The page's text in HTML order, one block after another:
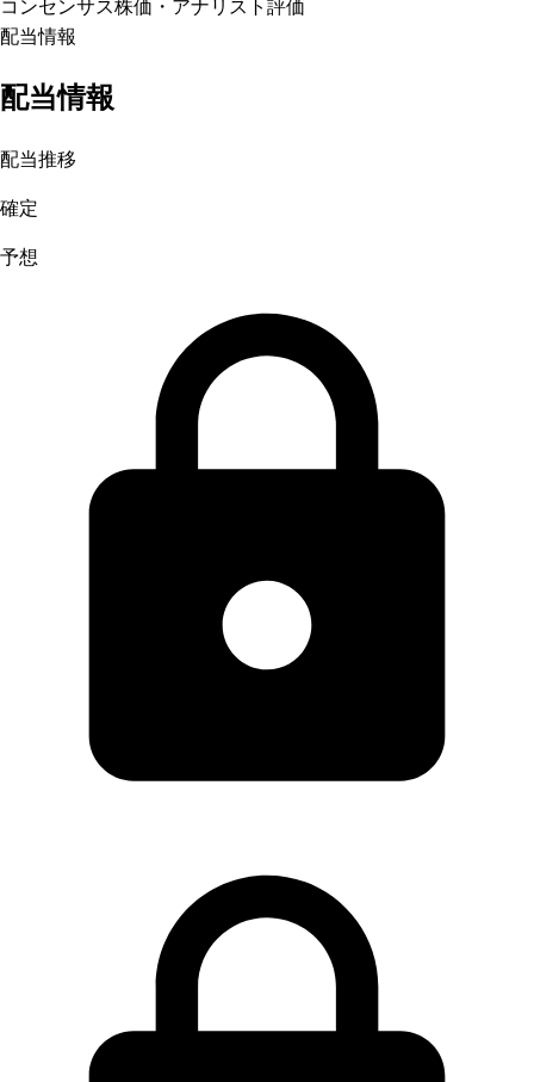
コンセンサス株価 ・アナリスト評価
配当情報
配当情報
配当推移
確定
予想